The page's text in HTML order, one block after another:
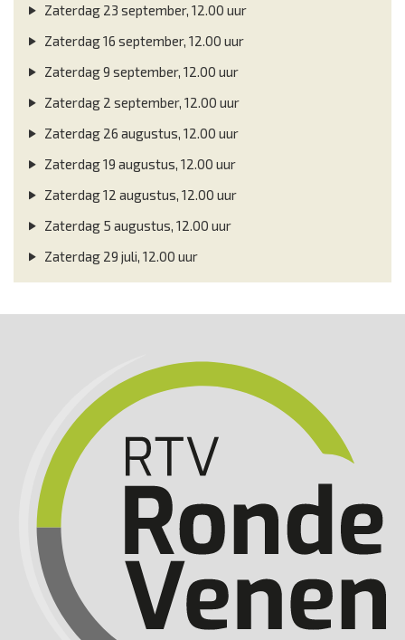
Zaterdag 23 september, 12.00 uur
Zaterdag 16 september, 12.00 uur
Zaterdag 9 september, 12.00 uur
Zaterdag 2 september, 12.00 uur
Zaterdag 26 augustus, 12.00 uur
Zaterdag 19 augustus, 12.00 uur
Zaterdag 12 augustus, 12.00 uur
Zaterdag 5 augustus, 12.00 uur
Zaterdag 29 juli, 12.00 uur